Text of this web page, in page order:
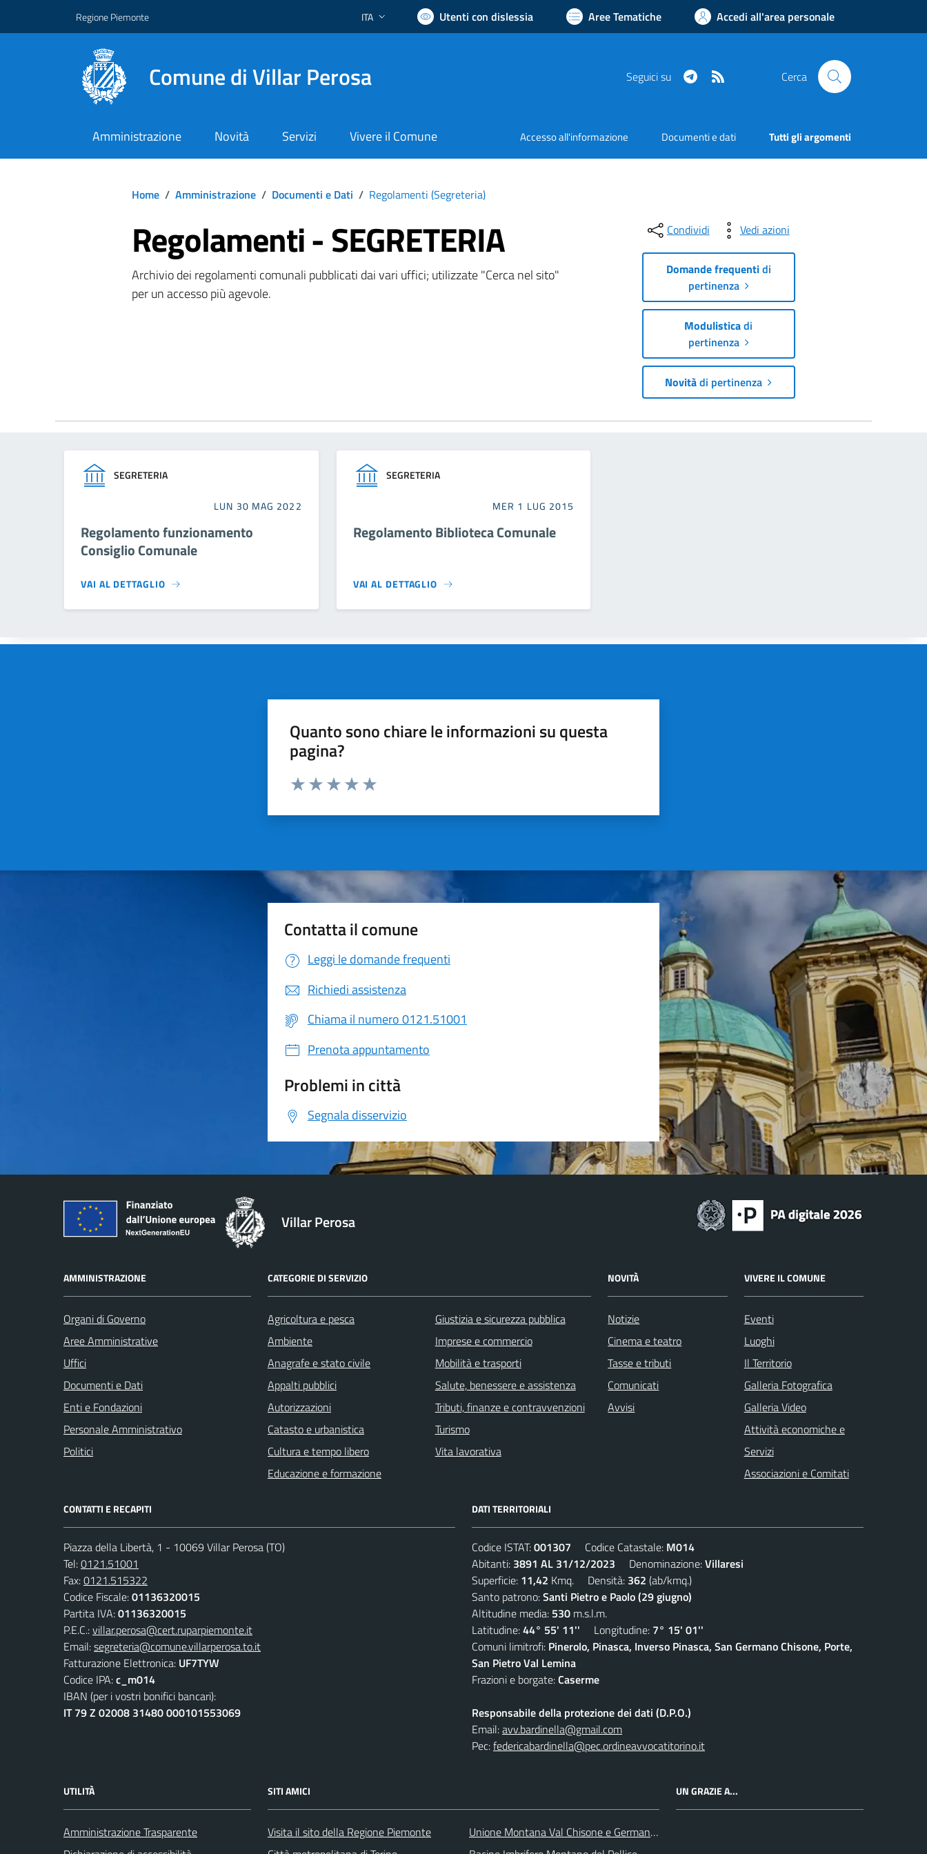
Regione Piemonte Lingua attiva:
ITA Utenti con dislessia Aree Tematiche Accedi all'area personale
Comune di Villar Perosa Seguici su Telegram Cerca
Amministrazione Novità Servizi Vivere il Comune Accesso all'informazione Documenti e dati Tutti gli argomenti
Home / Amministrazione / Documenti e Dati / Regolamenti (Segreteria)
Regolamenti - SEGRETERIA
Archivio dei regolamenti comunali pubblicati dai vari uffici; utilizzate "Cerca nel sito"
per un accesso più agevole.
Condividi Vedi azioni
Domande frequentidi
pertinenza
Modulisticadi
pertinenza
Novitàdi pertinenza
SEGRETERIA
LUN 30 MAG 2022
Regolamento funzionamento
Consiglio Comunale
VAI AL DETTAGLIO
SEGRETERIA
MER 1 LUG 2015
Regolamento Biblioteca Comunale
VAI AL DETTAGLIO
Quanto sono chiare le informazioni su questa
pagina?
Valuta da 1 a 5 stelle la pagina
Contatta il comune
Leggi le domande frequenti
Richiedi assistenza
Chiama il numero 0121.51001
Prenota appuntamento
Problemi in città
Segnala disservizio
Villar Perosa
AMMINISTRAZIONE
Organi di Governo
Aree Amministrative
Uffici
Documenti e Dati
Enti e Fondazioni
Personale Amministrativo
Politici
CATEGORIE DI SERVIZIO
Agricoltura e pesca
Ambiente
Anagrafe e stato civile
Appalti pubblici
Autorizzazioni
Catasto e urbanistica
Cultura e tempo libero
Educazione e formazione
Giustizia e sicurezza pubblica
Imprese e commercio
Mobilità e trasporti
Salute, benessere e assistenza
Tributi, finanze e contravvenzioni
Turismo
Vita lavorativa
NOVITÀ
Notizie
Cinema e teatro
Tasse e tributi
Comunicati
Avvisi
VIVERE IL COMUNE
Eventi
Luoghi
Il Territorio
Galleria Fotografica
Galleria Video
Attività economiche e
Servizi
Associazioni e Comitati
CONTATTI E RECAPITI
Piazza della Libertà, 1 - 10069 Villar Perosa (TO)
Tel:0121.51001
Fax:0121.515322
Codice Fiscale:01136320015
Partita IVA:01136320015
P.E.C.:villar.perosa@cert.ruparpiemonte.it
Email:segreteria@comune.villarperosa.to.it
Fatturazione Elettronica: UF7TYW
Codice IPA:c_m014
IBAN (per i vostri bonifici bancari):
IT 79 Z 02008 31480 000101553069
DATI TERRITORIALI
Codice ISTAT:001307 Codice Catastale: M014
Abitanti: 3891 AL 31/12/2023 Denominazione:Villaresi
Superficie: 11,42 Kmq. Densità: 362 (ab/kmq.)
Santo patrono:Santi Pietro e Paolo (29 giugno)
Altitudine media: 530 m.s.l.m.
Latitudine:44° 55' 11'' Longitudine: 7° 15' 01''
Comuni limitrofi: Pinerolo, Pinasca, Inverso Pinasca, San Germano Chisone, Porte,
San Pietro Val Lemina
Frazioni e borgate:Caserme
Responsabile della protezione dei dati (D.P.O.)
Email:avv.bardinella@gmail.com
Pec:federicabardinella@pec.ordineavvocatitorino.it
UTILITÀ
Amministrazione Trasparente
SITI AMICI
Visita il sito della Regione Piemonte
Unione Montana Val Chisone e Germanasca
UN GRAZIE A...